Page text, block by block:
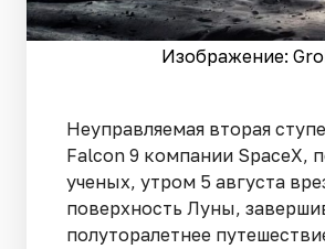
Изображение:
Неуправляемая вторая
Falcon 9 компании SpaceX,
ученых, утром 5 августа
поверхность Луны,
полуторалетнее